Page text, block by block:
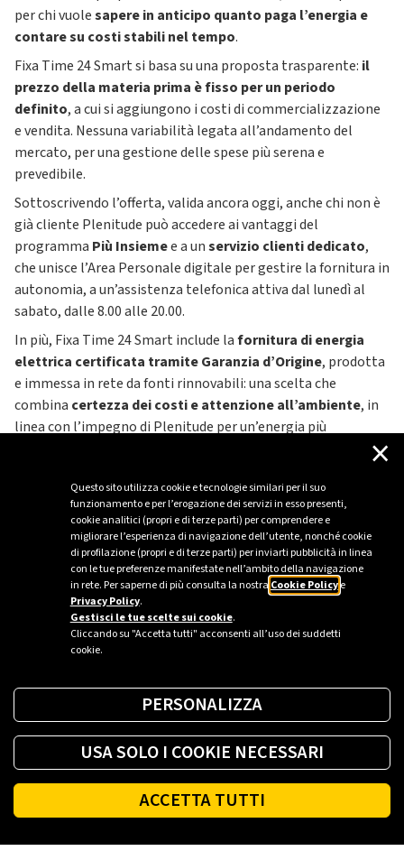
Questo sito utilizza cookie e tecnologie similari per il suo
funzionamento e per l’erogazione dei servizi in esso presenti,
cookie analitici (propri e di terze parti) per comprendere e
migliorare l’esperienza di navigazione dell’utente, nonché cookie
di profilazione (propri e di terze parti) per inviarti pubblicità in linea
con le tue preferenze manifestate nell’ambito della navigazione
in rete. Per saperne di più consulta la nostra Cookie Policye
Privacy Policy.
Gestisci le tue scelte sui cookie.
Cliccando su "Accetta tutti" acconsenti all’uso dei suddetti
cookie.
×
PERSONALIZZA
USA SOLO I COOKIE NECESSARI
ACCETTA TUTTI
per chi vuolesapere in anticipo quanto paga l’energia e
contare su costi stabili nel tempo.
Fixa Time 24 Smart si basa su una proposta trasparente: il
prezzo della materia prima è fisso per un periodo
definito, a cui si aggiungono i costi di commercializzazione
e vendita. Nessuna variabilità legata all’andamento del
mercato, per una gestione delle spese più serena e
prevedibile.
Sottoscrivendo l’offerta, valida ancora oggi, anche chi non è
già cliente Plenitude può accedere ai vantaggi del
programma Più Insiemee a unservizio clienti dedicato,
che unisce l’Area Personale digitale per gestire la fornitura in
autonomia, a un’assistenza telefonica attiva dal lunedì al
sabato, dalle 8.00 alle 20.00.
In più, Fixa Time 24 Smart include lafornitura di energia
elettrica certificata tramite Garanzia d’Origine, prodotta
e immessa in rete da fonti rinnovabili: una scelta che
combina certezza dei costi e attenzione all’ambiente, in
linea con l’impegno di Plenitude per un’energia più